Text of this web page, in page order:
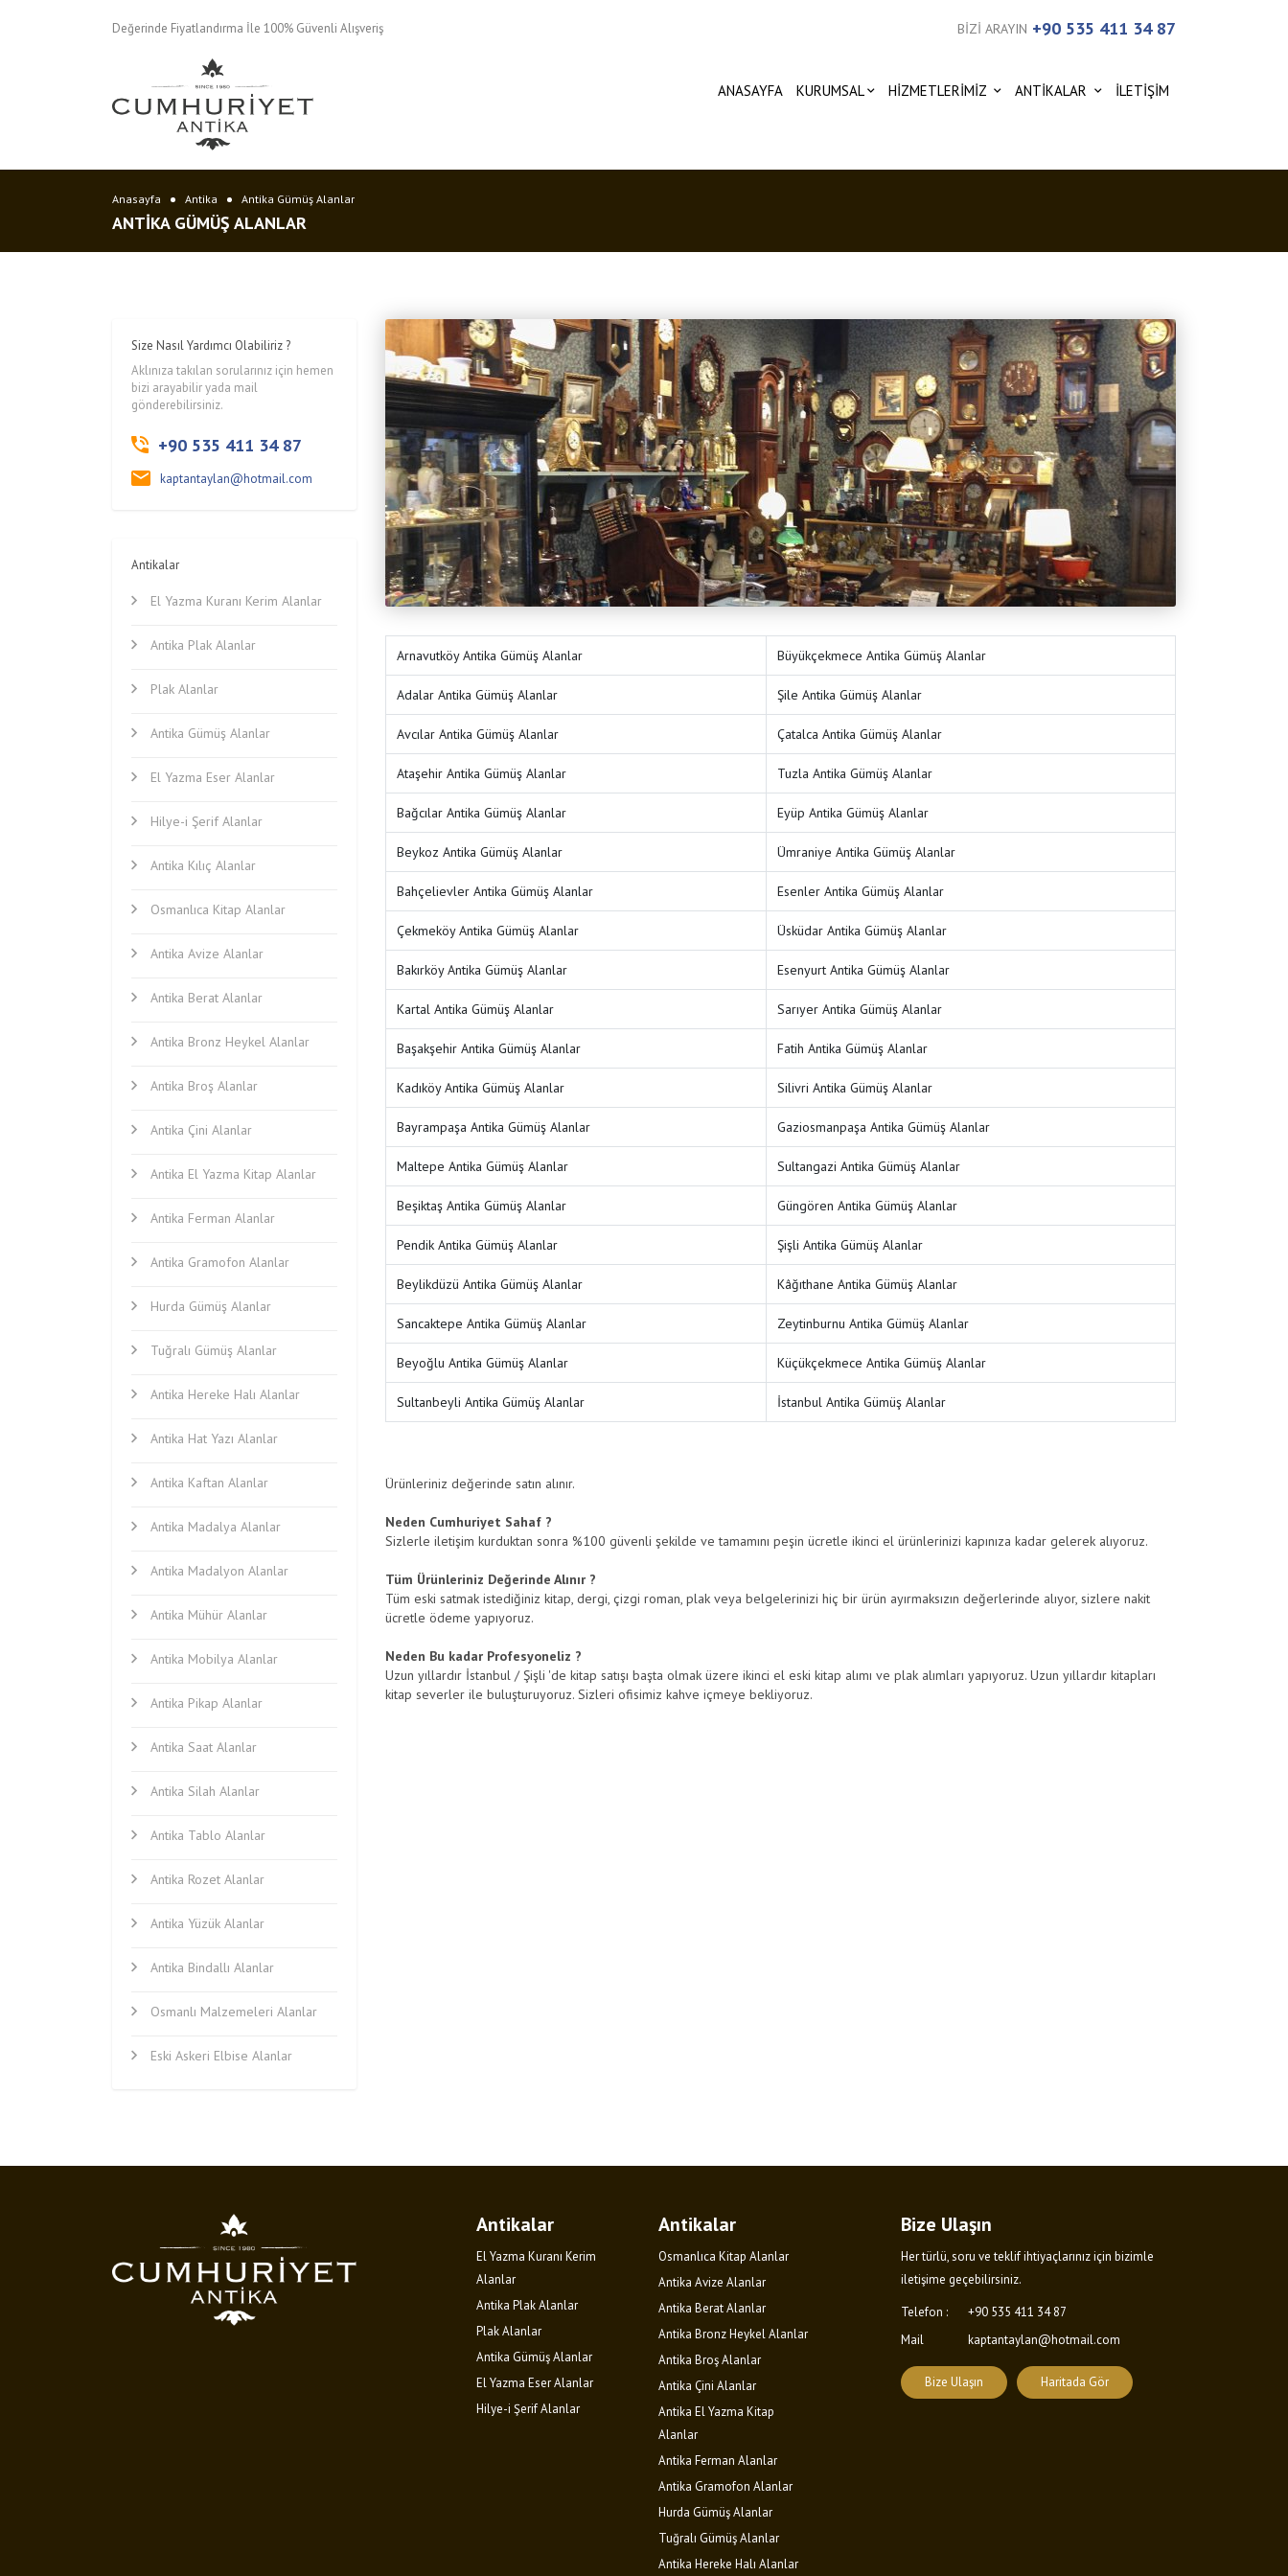
Değerinde Fiyatlandırma İle 100% Güvenli Alışveriş BİZİ ARAYIN +90 535 411 34 87
ANASAYFA KURUMSAL HİZMETLERİMİZ ANTİKALAR İLETİŞİM
Anasayfa Antika Antika Gümüş Alanlar
ANTIKA GÜMÜŞ ALANLAR
Size Nasıl Yardımcı Olabiliriz ?
Aklınıza takılan sorularınız için hemen
bizi arayabilir yada mail
gönderebilirsiniz.
+90 535 411 34 87
kaptantaylan@hotmail.com
Antikalar
El Yazma Kuranı Kerim Alanlar
Antika Plak Alanlar
Plak Alanlar
Antika Gümüş Alanlar
El Yazma Eser Alanlar
Hilye-i Şerif Alanlar
Antika Kılıç Alanlar
Osmanlıca Kitap Alanlar
Antika Avize Alanlar
Antika Berat Alanlar
Antika Bronz Heykel Alanlar
Antika Broş Alanlar
Antika Çini Alanlar
Antika El Yazma Kitap Alanlar
Antika Ferman Alanlar
Antika Gramofon Alanlar
Hurda Gümüş Alanlar
Tuğralı Gümüş Alanlar
Antika Hereke Halı Alanlar
Antika Hat Yazı Alanlar
Antika Kaftan Alanlar
Antika Madalya Alanlar
Antika Madalyon Alanlar
Antika Mühür Alanlar
Antika Mobilya Alanlar
Antika Pikap Alanlar
Antika Saat Alanlar
Antika Silah Alanlar
Antika Tablo Alanlar
Antika Rozet Alanlar
Antika Yüzük Alanlar
Antika Bindallı Alanlar
Osmanlı Malzemeleri Alanlar
Eski Askeri Elbise Alanlar
Arnavutköy Antika Gümüş Alanlar Büyükçekmece Antika Gümüş Alanlar
Adalar Antika Gümüş Alanlar Şile Antika Gümüş Alanlar
Avcılar Antika Gümüş Alanlar Çatalca Antika Gümüş Alanlar
Ataşehir Antika Gümüş Alanlar Tuzla Antika Gümüş Alanlar
Bağcılar Antika Gümüş Alanlar Eyüp Antika Gümüş Alanlar
Beykoz Antika Gümüş Alanlar Ümraniye Antika Gümüş Alanlar
Bahçelievler Antika Gümüş Alanlar Esenler Antika Gümüş Alanlar
Çekmeköy Antika Gümüş Alanlar Üsküdar Antika Gümüş Alanlar
Bakırköy Antika Gümüş Alanlar Esenyurt Antika Gümüş Alanlar
Kartal Antika Gümüş Alanlar Sarıyer Antika Gümüş Alanlar
Başakşehir Antika Gümüş Alanlar Fatih Antika Gümüş Alanlar
Kadıköy Antika Gümüş Alanlar Silivri Antika Gümüş Alanlar
Bayrampaşa Antika Gümüş Alanlar Gaziosmanpaşa Antika Gümüş Alanlar
Maltepe Antika Gümüş Alanlar Sultangazi Antika Gümüş Alanlar
Beşiktaş Antika Gümüş Alanlar Güngören Antika Gümüş Alanlar
Pendik Antika Gümüş Alanlar Şişli Antika Gümüş Alanlar
Beylikdüzü Antika Gümüş Alanlar Kâğıthane Antika Gümüş Alanlar
Sancaktepe Antika Gümüş Alanlar Zeytinburnu Antika Gümüş Alanlar
Beyoğlu Antika Gümüş Alanlar Küçükçekmece Antika Gümüş Alanlar
Sultanbeyli Antika Gümüş Alanlar İstanbul Antika Gümüş Alanlar
Ürünleriniz değerinde satın alınır.
Neden Cumhuriyet Sahaf ?
Sizlerle iletişim kurduktan sonra %100 güvenli şekilde ve tamamını peşin ücretle ikinci el ürünlerinizi kapınıza kadar gelerek alıyoruz.
Tüm Ürünleriniz Değerinde Alınır ?
Tüm eski satmak istediğiniz kitap, dergi, çizgi roman, plak veya belgelerinizi hiç bir ürün ayırmaksızın değerlerinde alıyor, sizlere nakit
ücretle ödeme yapıyoruz.
Neden Bu kadar Profesyoneliz ?
Uzun yıllardır İstanbul / Şişli 'de kitap satışı başta olmak üzere ikinci el eski kitap alımı ve plak alımları yapıyoruz. Uzun yıllardır kitapları
kitap severler ile buluşturuyoruz. Sizleri ofisimiz kahve içmeye bekliyoruz.
Antikalar
El Yazma Kuranı Kerim
Alanlar
Antika Plak Alanlar
Plak Alanlar
Antika Gümüş Alanlar
El Yazma Eser Alanlar
Hilye-i Şerif Alanlar
Antikalar
Osmanlıca Kitap Alanlar
Antika Avize Alanlar
Antika Berat Alanlar
Antika Bronz Heykel Alanlar
Antika Broş Alanlar
Antika Çini Alanlar
Antika El Yazma Kitap
Alanlar
Antika Ferman Alanlar
Antika Gramofon Alanlar
Hurda Gümüş Alanlar
Tuğralı Gümüş Alanlar
Antika Hereke Halı Alanlar
Bize Ulaşın
Her türlü, soru ve teklif ihtiyaçlarınız için bizimle
iletişime geçebilirsiniz.
Telefon :
+90 535 411 34 87
Mail
kaptantaylan@hotmail.com
Bize Ulaşın Haritada Gör